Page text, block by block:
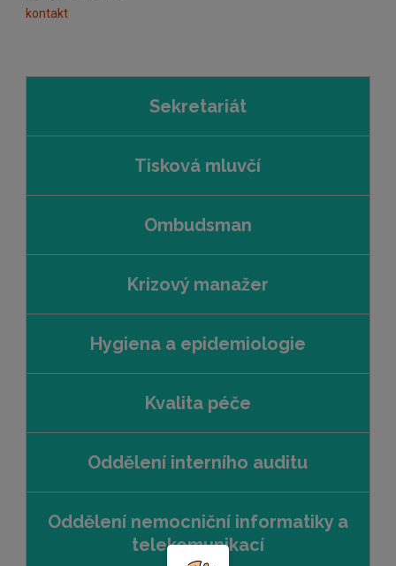
kontakt
Sekretariát
Tisková mluvčí
Ombudsman
Krizový manažer
Hygiena a epidemiologie
Kvalita péče
Oddělení interního auditu
Oddělení nemocniční informatiky a
telekomunikací